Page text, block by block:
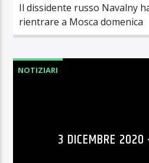
Il dissidente russo Navalny
rientrare a Mosca domenica
NOTIZIARI
3 DICEMBRE